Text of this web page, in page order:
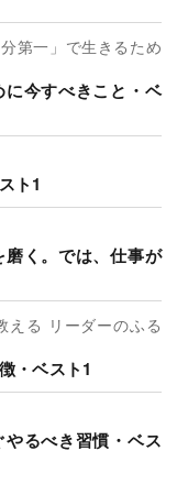
第一」で生きるため
に今すべきこと・ベ
ト1
く。では、仕事が
える リーダーのふる
・ベスト1
やるべき習慣・ベス